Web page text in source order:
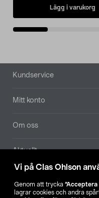
Vi på Clas Ohlson
Genom att trycka ”Acceptera
lagrar cookies och andra
Lägg i varukorg
Sidfot
Kundservice
Mitt konto
Om oss
Aktuellt